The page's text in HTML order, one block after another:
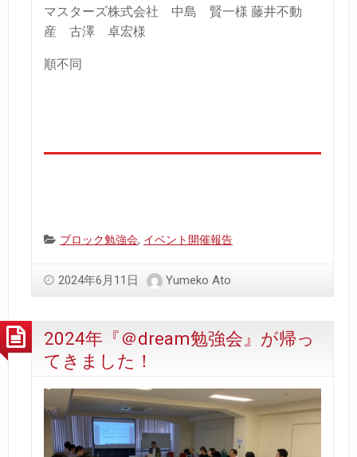
マスターズ株式会社 中島 賢一様 藤井不動
産 古澤 卓宏様
順不同
Categories:
ブロック勉強会, イベント開催報告
2024年6月11日 Yumeko Ato
2024年『＠dream勉強会』が帰っ
てきました！